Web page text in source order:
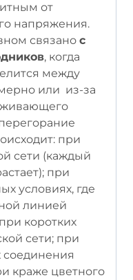
от
напряжения.
связано с
, когда
между
или из-за
при
сети (каждый
при
условиях, где
линией
коротких
сети; при
соединения
краже цветного